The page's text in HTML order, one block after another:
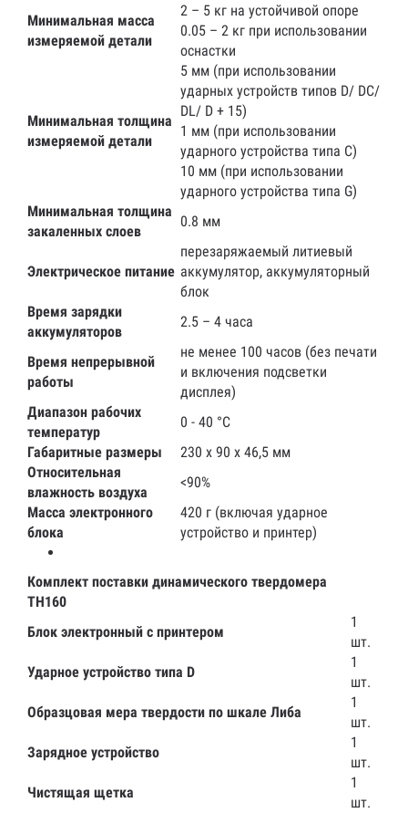
Минимальная масса
измеряемой детали
2 – 5 кг на устойчивой опоре
0.05 – 2 кг при использовании
оснастки
Минимальная толщина
измеряемой детали
5 мм (при использовании
ударных устройств типов D/ DC/
DL/ D + 15)
1 мм (при использовании
ударного устройства типа С)
10 мм (при использовании
ударного устройства типа G)
Минимальная толщина
закаленных слоев
0.8 мм
Электрическое питание
перезаряжаемый литиевый
аккумулятор, аккумуляторный
блок
Время зарядки
аккумуляторов
2.5 – 4 часа
Время непрерывной
работы
не менее 100 часов (без печати
и включения подсветки
дисплея)
Диапазон рабочих
температур
0 - 40 °С
Габаритные размеры
230 x 90 x 46,5 мм
Относительная
влажность воздуха
<90%
Масса электронного
блока
420 г (включая ударное
устройство и принтер)
Комплект поставки динамического твердомера
TH160
Блок электронный с принтером
1
шт.
Ударное устройство типа D
1
шт.
Образцовая мера твердости по шкале Либа
1
шт.
Зарядное устройство
1
шт.
Чистящая щетка
1
шт.